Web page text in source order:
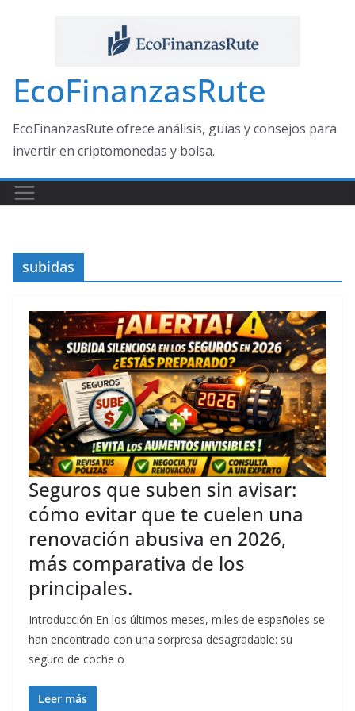
EcoFinanzasRute
EcoFinanzasRute ofrece análisis, guías y consejos para
invertir en criptomonedas y bolsa.
subidas
Seguros que suben sin avisar:
cómo evitar que te cuelen una
renovación abusiva en 2026,
más comparativa de los
principales.
Introducción En los últimos meses, miles de españoles se
han encontrado con una sorpresa desagradable: su
seguro de coche o
Leer más